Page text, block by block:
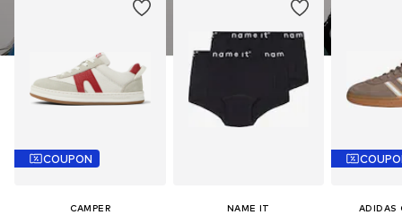
COUPON
CAMPER NAME IT ADIDAS